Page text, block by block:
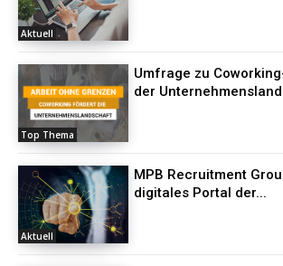
Aktuell
Top Thema
Umfrage zu
der
Aktuell
MPB Recruitment
digitales Portal der...